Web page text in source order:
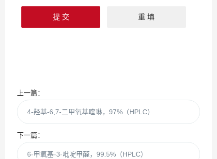
上一篇：
4-羟基-6,7-二甲氧基喹啉，97%（HPLC）
下一篇：
6-甲氧基-3-吡啶甲醛，99.5%（HPLC）